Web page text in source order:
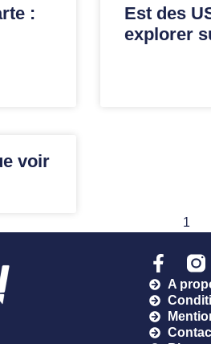
:
Est des
explorer
voir
1
A